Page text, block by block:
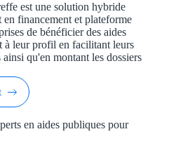
est une solution hybride
financement et plateforme
de bénéficier des aides
à leur profil en facilitant leurs
qu'en montant les dossiers